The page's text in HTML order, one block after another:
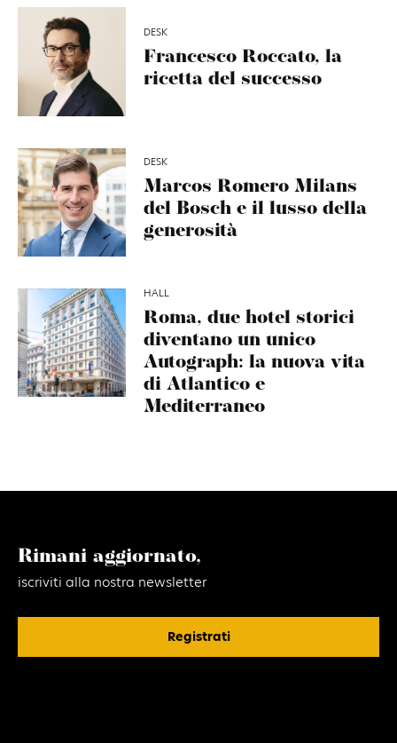
DESK
Francesco Roccato, la
ricetta del successo
DESK
Marcos Romero Milans
del Bosch e il lusso della
generosità
HALL
Roma, due hotel storici
diventano un unico
Autograph: la nuova vita
di Atlantico e
Mediterraneo
Rimani aggiornato,
iscriviti alla nostra newsletter
Registrati